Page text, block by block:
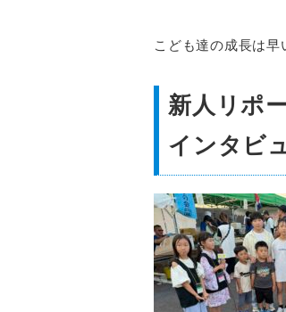
こども達の成長は早
新人リポ
インタビ